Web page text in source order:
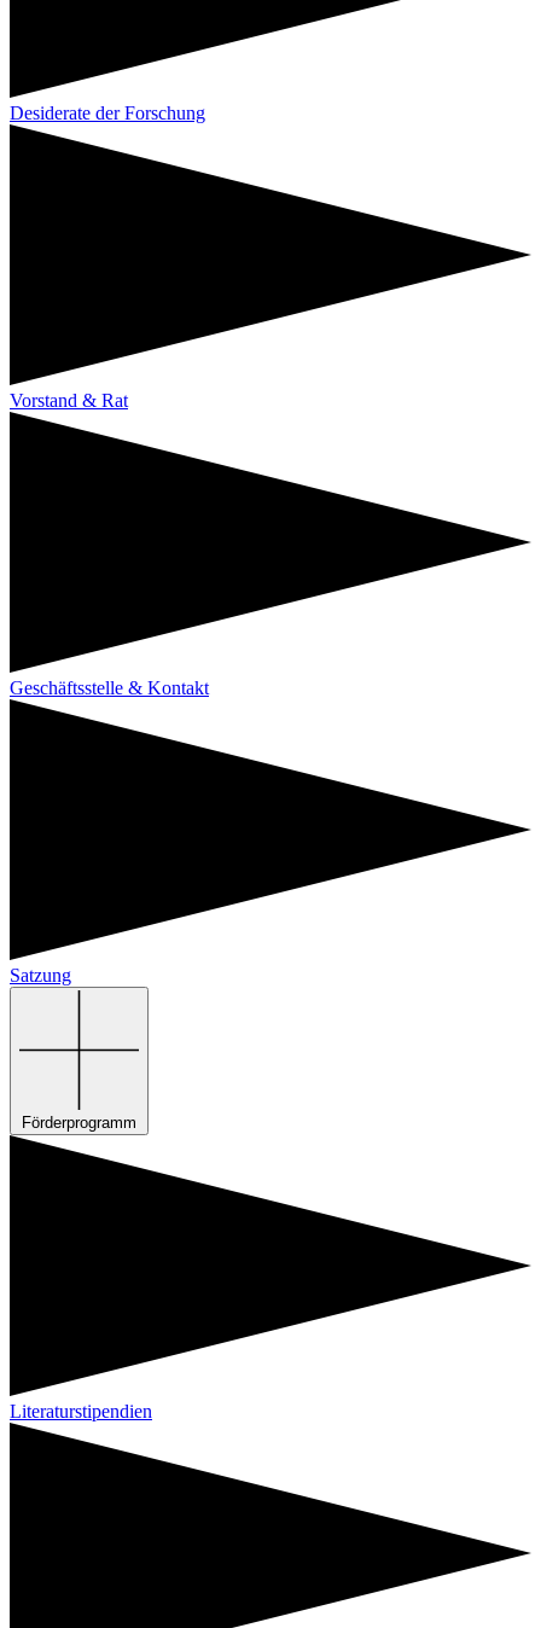
Desiderate der Forschung
Vorstand & Rat
Geschäftsstelle & Kontakt
Satzung
Förderprogramm
Literaturstipendien